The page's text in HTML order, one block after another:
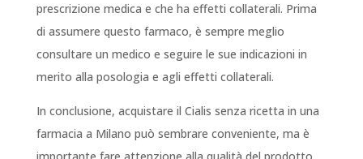
prescrizione medica e che ha effetti collaterali. Prima
di assumere questo farmaco, è sempre meglio
consultare un medico e seguire le sue indicazioni in
merito alla posologia e agli effetti collaterali.
In conclusione, acquistare il Cialis senza ricetta in una
farmacia a Milano può sembrare conveniente, ma è